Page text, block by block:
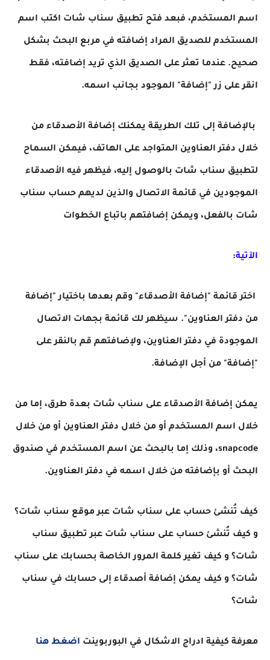
اسم المستخدم، فبعد فتح تطبيق سناب شات اكتب اسم
المستخدم للصديق المراد إضافته في مربع البحث بشكل
صحيح. عندما تعثر على الصديق الذي تريد إضافته، فقط
انقر على زر "إضافة" الموجود بجانب اسمه.
بالإضافة إلى تلك الطريقة يمكنك إضافة الأصدقاء من
خلال دفتر العناوين المتواجد على الهاتف، فيمكن السماح
لتطبيق سناب شات بالوصول إليه، فيظهر فيه الأصدقاء
الموجودين في قائمة الاتصال والذين لديهم حساب سناب
شات بالفعل، ويمكن إضافتهم باتباع الخطوات
الآتية:
اختر قائمة "إضافة الأصدقاء" وقم بعدها باختيار "إضافة
من دفتر العناوين". سيظهر لك قائمة بجهات الاتصال
الموجودة في دفتر العناوين، ولإضافتهم قم بالنقر على
"إضافة" من أجل الإضافة.
يمكن إضافة الأصدقاء على سناب شات بعدة طرق، إما من
خلال اسم المستخدم أو من خلال دفتر العناوين أو من خلال
snapcode، وذلك إما بالبحث عن اسم المستخدم في صندوق
البحث أو بإضافته من خلال اسمه في دفتر العناوين.
كيف تُنشئ حساب على سناب شات عبر موقع سناب شات؟
و كيف تُنشئ حساب على سناب شات عبر تطبيق سناب
شات؟ و كيف تغير كلمة المرور الخاصة بحسابك على سناب
شات؟ و كيف يمكن إضافة أصدقاء إلى حسابك في سناب
شات؟
معرفة كيفية ادراج الاشكال في البوربوينت اضغط هنا